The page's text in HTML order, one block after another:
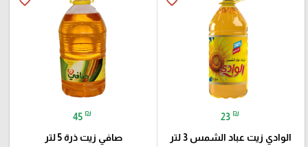
23 ₪
الوادي زيت عباد الشمس 3 لتر
45 ₪
صافي زيت ذرة 5 لتر